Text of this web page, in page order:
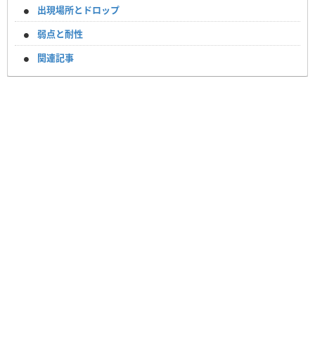
出現場所とドロップ
弱点と耐性
関連記事